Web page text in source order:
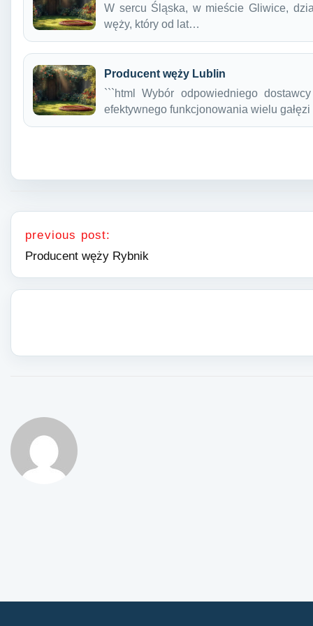
W sercu Śląska, w mieście Gliwice,
węży, który od lat…
Producent węży Lublin
```html Wybór odpowiedniego
efektywnego funkcjonowania wielu
Nawigacja wpisu
previous post:
Producent węży Rybnik